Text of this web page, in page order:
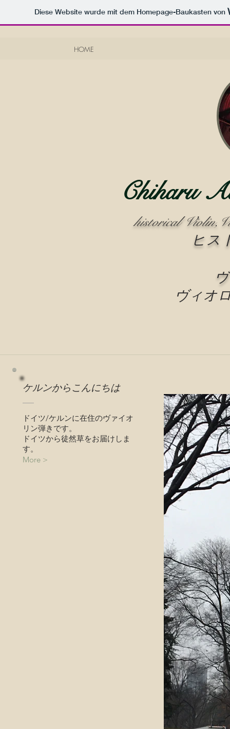
Diese Website wurde mit dem Homepage-Baukasten von
HOME
Chiharu
historical
ヒス
ヴィオ
ケルンからこんにちは
ドイツ/ケルンに在住のヴァイオ
リン弾きです。
ドイツから徒然草をお届けしま
す。
More >